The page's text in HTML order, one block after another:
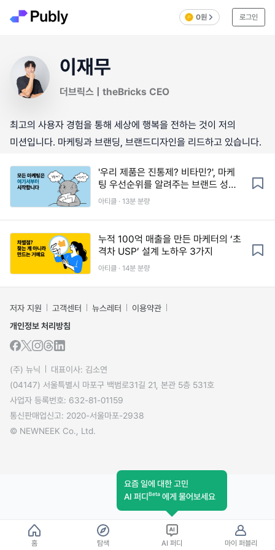
0원 로그인
이재무
더브릭스 | theBricks CEO
최고의 사용자 경험을 통해 세상에 행복을 전하는 것이 저의
미션입니다. 마케팅과 브랜딩, 브랜드디자인을 리드하고 있습니다.
'우리 제품은 진통제? 비타민?', 마케
팅 우선순위를 알려주는 브랜드 성향
파악법
아티클 · 13분 분량
누적 100억 매출을 만든 마케터의 ‘초
격차 USP’ 설계 노하우 3가지
아티클 · 14분 분량
저자 지원 고객센터 뉴스레터
이용약관
개인정보 처리방침
(주) 뉴닉
대표이사: 김소연
(04147) 서울특별시 마포구 백범로31길 21, 본관 5층 531호
사업자 등록번호: 632-81-01159
통신판매업신고: 2020-서울마포-2938
© NEWNEEK Co., Ltd.
홈 탐색
요즘 일에 대한 고민
AI 퍼디Beta 에게 물어보세요
AI 퍼디 마이 퍼블리